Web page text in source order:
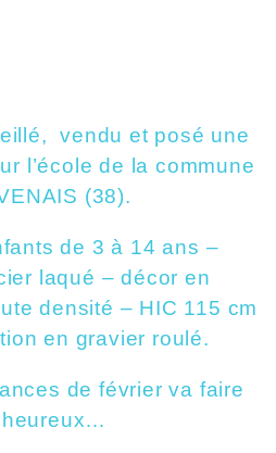
vendu et posé une
l’école de la commune
(38).
de 3 à 14 ans –
laqué – décor en
densité – HIC 115 cm
en gravier roulé.
de février va faire